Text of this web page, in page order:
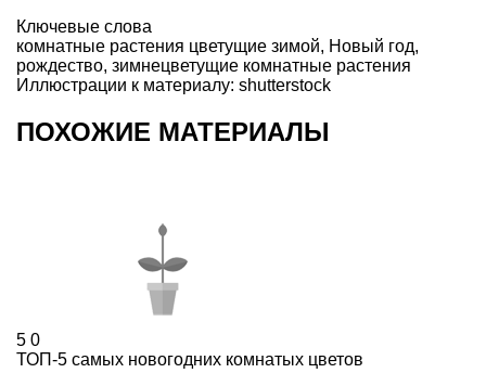
Ключевые слова
комнатные растения цветущие зимой, Новый год,
рождество, зимнецветущие комнатные растения
Иллюстрации к материалу: shutterstock
ПОХОЖИЕ МАТЕРИАЛЫ
5 0
ТОП-5 самых новогодних комнатых цветов